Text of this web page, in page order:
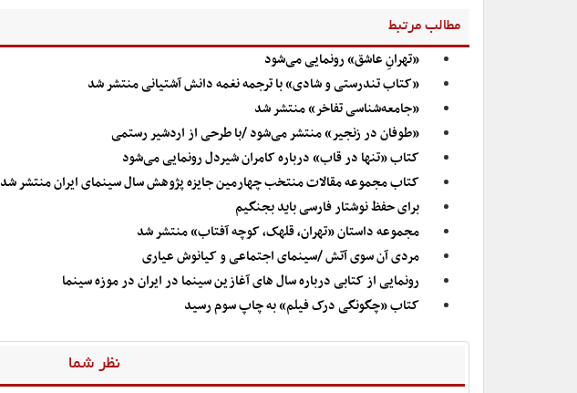
مطالب مرتبط
«تهرانِ عاشق» رونمایی می‌شود
«کتاب تندرستی و شادی» با ترجمه نغمه دانش آشتیانی منتشر شد
«جامعه‌شناسی تفاخر» منتشر شد
«طوفان در زنجیر» منتشر می‌شود /با طرحی از اردشیر رستمی
کتاب «تنها در قاب» درباره کامران شیردل رونمایی می‌شود
کتاب مجموعه مقالات منتخب چهارمین جایزه پژوهش سال سینمای ایران منتشر شد
برای حفظ نوشتار فارسی باید بجنگیم
مجموعه داستان «تهران، قلهک، کوچه آفتاب» منتشر شد
مردی آن سوی آتش /سینمای اجتماعی و کیانوش عیاری
رونمایی از کتابی درباره سال های آغازین سینما در ایران در موزه سینما
کتاب «چگونگی درک فیلم» به چاپ سوم رسید
نظر شما